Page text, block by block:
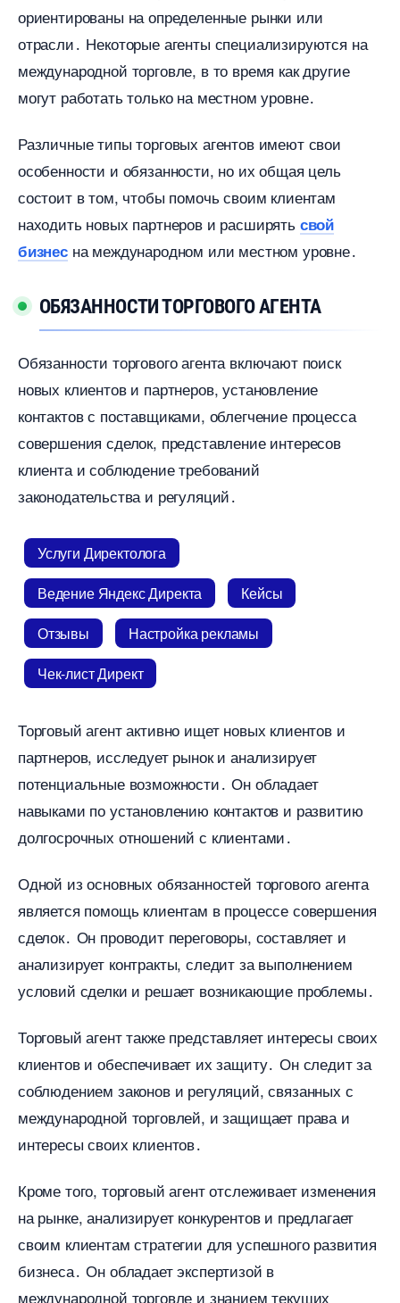
ориентированы на определенные рынки или
отрасли․ Некоторые агенты специализируются на
международной торговле, в то время как другие
могут работать только на местном уровне․
Различные типы торговых агентов имеют свои
особенности и обязанности, но их общая цель
состоит в том, чтобы помочь своим клиентам
находить новых партнеров и расширять свой
изнесна международном или местном уровне․
ОБЯЗАННОСТИ ТОРГОВОГО АГЕНТА
Обязанности торгового агента включают поиск
новых клиентов и партнеров, установление
контактов с поставщиками, облегчение процесса
совершения сделок, представление интересо
клиента и соблюдение требований
законодательства и регуляций․
Услуги Директолога
едение Яндекс Директа
Кейсы
Отзывы
Настройка рекламы
Чек-лист Директ
Торговый агент активно ищет новых клиентов и
партнеров, исследует рынок и анализирует
потенциальные возможности․ Он обладает
навыками по установлению контактов и развитию
долгосрочных отношений с клиентами․
Одной из основных обязанностей торгового агента
является помощь клиентам в процессе совершения
сделок․ Он проводит переговоры, составляет и
анализирует контракты, следит за выполнением
условий сделки и решает возникающие проблемы․
Торговый агент также представляет интересы своих
клиентов и обеспечивает их защиту․ Он следит за
соблюдением законов и регуляций, связанных с
международной торговлей, и защищает права и
интересы своих клиентов․
Кроме того, торговый агент отслеживает изменения
на рынке, анализирует конкурентов и предлагает
своим клиентам стратегии для успешного развития
изнеса․ Он обладает экспертизой
международной торговле и знанием текущих